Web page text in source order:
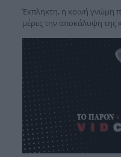
Έκπληκτη, η κοινή γνώμη
μέρες την αποκάλυψη της